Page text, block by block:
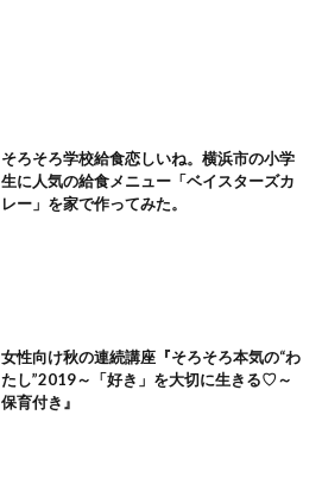
そろそろ学校給食恋しいね。横浜市の小学
生に人気の給食メニュー「ベイスターズカ
レー」を家で作ってみた。
女性向け秋の連続講座『そろそろ本気の“わ
たし”2019～「好き」を大切に生きる♡～
保育付き』